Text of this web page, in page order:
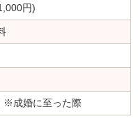
円)
※成婚に至った際